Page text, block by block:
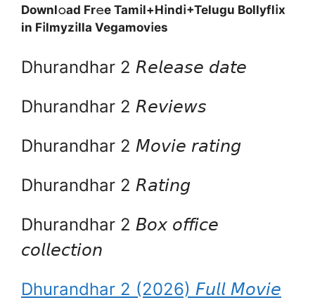
Downl𝚘ad Fr𝚎e Tam𝗂l+H𝗂nd𝗂+Telugu Bollyfl𝗂x
in F𝗂lmyz𝗂lla Vegamov𝗂es
Dhurandhar 2 𝘙𝘦𝘭𝘦𝘢𝘴𝘦 𝘥𝘢𝘵𝘦
Dhurandhar 2 𝘙𝘦𝘷𝘪𝘦𝘸𝘴
Dhurandhar 2 𝘔𝘰𝘷𝘪𝘦 𝘳𝘢𝘵𝘪𝘯𝘨
Dhurandhar 2 𝘙𝘢𝘵𝘪𝘯𝘨
Dhurandhar 2 𝘉𝘰𝘹 𝘰𝘧𝘧𝘪𝘤𝘦
𝘤𝘰𝘭𝘭𝘦𝘤𝘵𝘪𝘰𝘯
Dhurandhar 2 (2026) 𝘍𝘶𝘭𝘭 𝘔𝘰𝘷𝘪𝘦